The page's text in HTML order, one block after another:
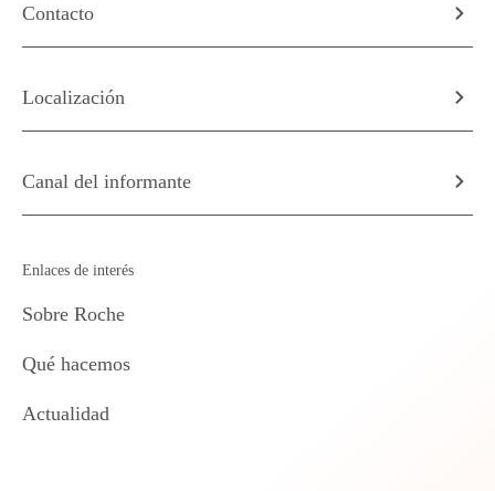
Contacto
Localización
Canal del informante
Enlaces de interés
Sobre Roche
Qué hacemos
Actualidad